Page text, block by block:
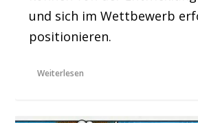
und sich im Wettbewerb
positionieren.
Weiterlesen